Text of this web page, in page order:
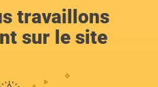
travaillons
sur le site